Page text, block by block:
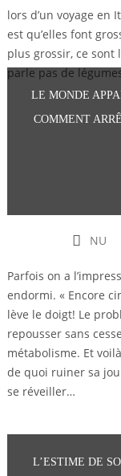
lors d’un voyage en
est qu’elles font
plus grossir, ce sont
parle pas de
LE MONDE
COMMENT
NU
Parfois on a
endormi. « Encore
lève le doigt! Le
repousser sans
métabolisme. Et
de quoi ruiner sa
se réveiller…
L’ESTIME DE